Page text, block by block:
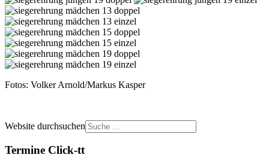
Fotos: Volker Arnold/Markus Kasper
Website durchsuchen
Termine Click-tt